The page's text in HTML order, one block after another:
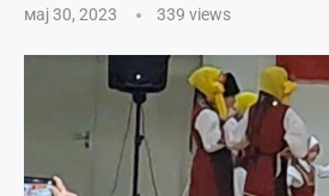
мај 30, 2023 339 views